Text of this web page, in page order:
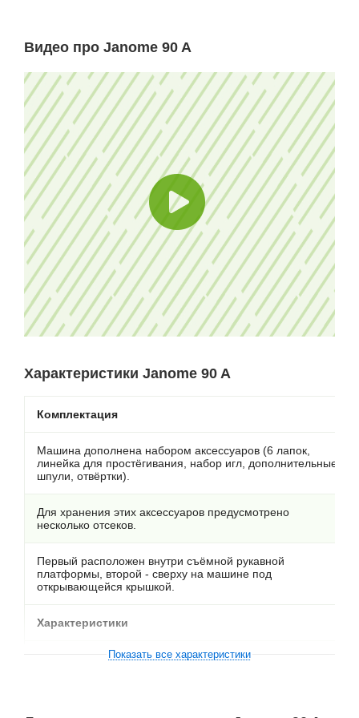
Видео про Janome 90 A
Характеристики Janome 90 A
Комплектация
Машина дополнена набором аксессуаров (6 лапок,
линейка для простёгивания, набор игл, дополнительные
шпули, отвёртки).
Для хранения этих аксессуаров предусмотрено
несколько отсеков.
Первый расположен внутри съёмной рукавной
платформы, второй - сверху на машине под
открывающейся крышкой.
Характеристики
Показать все характеристики